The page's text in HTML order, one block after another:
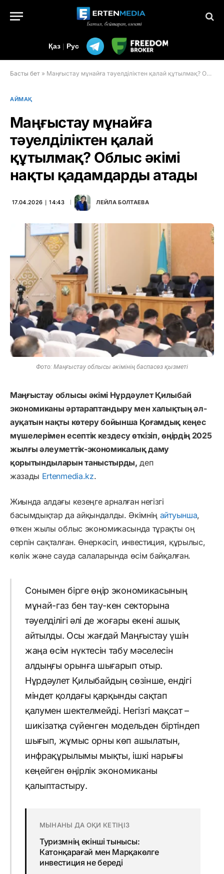
Қаз | Рус
Басты бет » Маңғыстау мұнайға тәуелділіктен қалай құтылмақ? Облыс әкімі нақты қадамдарды атады
АЙМАҚ
Маңғыстау мұнайға
тәуелділіктен қалай
құтылмақ? Облыс әкімі
нақты қадамдарды атады
17.04.2026 ∣ 14:43 ЛЕЙЛА БОЛТАЕВА
Фото: Маңғыстау облысы әкімінің баспасөз қызметі
Маңғыстау облысы әкімі Нұрдәулет Қилыбай
экономиканы әртараптандыру мен халықтың әл-
ауқатын нақты көтеру бойынша Қоғамдық кеңес
мүшелерімен есептік кездесу өткізіп, өңірдің 2025
жылғы әлеуметтік-экономикалық даму
қорытындыларын таныстырды, деп
жазады Ertenmedia.kz.
Жиында алдағы кезеңге арналған негізгі
басымдықтар да айқындалды. Әкімнің айтуынша,
өткен жылы облыс экономикасында тұрақты оң
серпін сақталған. Өнеркәсіп, инвестиция, құрылыс,
көлік және сауда салаларында өсім байқалған.
Сонымен бірге өңір экономикасының
мұнай-газ бен тау-кен секторына
тәуелділігі әлі де жоғары екені ашық
айтылды. Осы жағдай Маңғыстау үшін
жаңа өсім нүктесін табу мәселесін
алдыңғы орынға шығарып отыр.
Нұрдәулет Қилыбайдың сөзінше, ендігі
міндет қолдағы қарқынды сақтап
қалумен шектелмейді. Негізгі мақсат –
шикізатқа сүйенген модельден біртіндеп
шығып, жұмыс орны көп ашылатын,
инфрақұрылымы мықты, ішкі нарығы
кеңейген өңірлік экономиканы
қалыптастыру.
МЫНАНЫ ДА ОҚИ КЕТІҢІЗ
Туризмнің екінші тынысы:
Катонқарағай мен Марқакөлге
инвестиция не береді